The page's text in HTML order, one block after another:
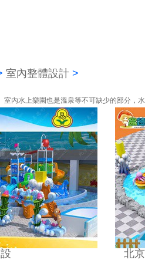
室內整體設計 >
內水上樂園也是溫泉等不可缺少的部分，
北